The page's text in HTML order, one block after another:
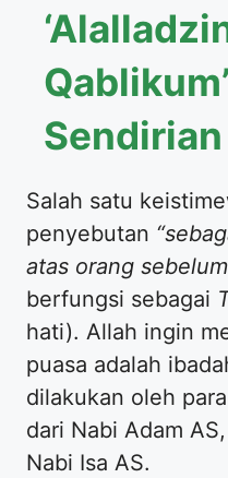
Sendirian
Salah satu
penyebutan
atas orang
berfungsi sebagai
hati). Allah ingin
puasa adalah
dilakukan oleh
dari Nabi Adam
Nabi Isa AS.